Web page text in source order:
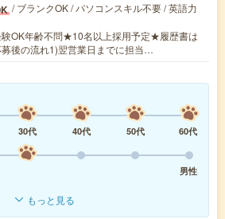
/ ブランクOK / パソコンスキル不要 / 英語力
験OK年齢不問★10名以上採用予定★履歴書は
後の流れ1)翌営業日までに担当…
30代 40代 50代
60代
男性
もっと見る